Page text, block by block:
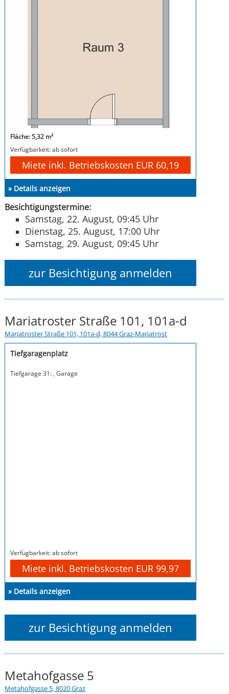
Fläche: 5,32 m²
Verfügbarkeit: ab sofort
Miete inkl. Betriebskosten EUR 60,19
» Details anzeigen
Besichtigungstermine:
Samstag, 22. August, 09:45 Uhr
Dienstag, 25. August, 17:00 Uhr
Samstag, 29. August, 09:45 Uhr
zur Besichtigung anmelden
Mariatroster Straße 101, 101a-d
Mariatroster Straße 101, 101a-d, 8044 Graz-Mariatrost
Tiefgaragenplatz
Tiefgarage 31: , Garage
Verfügbarkeit: ab sofort
Miete inkl. Betriebskosten EUR 99,97
» Details anzeigen
zur Besichtigung anmelden
Metahofgasse 5
Metahofgasse 5, 8020 Graz